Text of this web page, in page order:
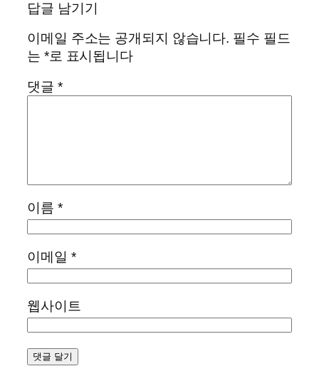
답글 남기기
이메일 주소는 공개되지 않습니다. 필수 필드
는 *로 표시됩니다
댓글 *
이름 *
이메일 *
웹사이트